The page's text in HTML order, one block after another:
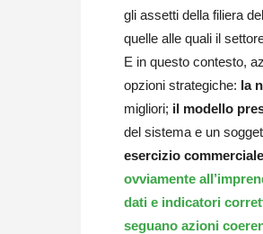
gli assetti della filiera
quelle alle quali il
E in questo contesto,
opzioni strategiche: la
migliori; il modello
del sistema e un
esercizio
ovviamente
dati e indicatori
seguano azioni